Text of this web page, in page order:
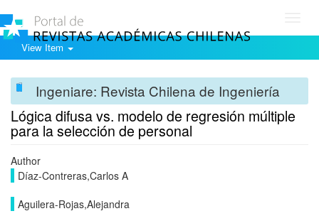
View Item
Ingeniare: Revista Chilena de Ingeniería
Lógica difusa vs. modelo de regresión múltiple
para la selección de personal
Author
Díaz-Contreras,Carlos A
Aguilera-Rojas,Alejandra